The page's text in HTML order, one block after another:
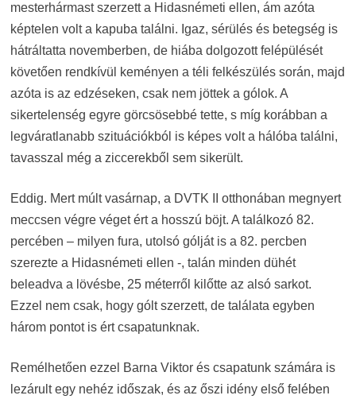
mesterhármast szerzett a Hidasnémeti ellen, ám azóta
képtelen volt a kapuba találni. Igaz, sérülés és betegség is
hátráltatta novemberben, de hiába dolgozott felépülését
követően rendkívül keményen a téli felkészülés során, majd
azóta is az edzéseken, csak nem jöttek a gólok. A
sikertelenség egyre görcsösebbé tette, s míg korábban a
legváratlanabb szituációkból is képes volt a hálóba találni,
tavasszal még a ziccerekből sem sikerült.
Eddig. Mert múlt vasárnap, a DVTK II otthonában megnyert
meccsen végre véget ért a hosszú böjt. A találkozó 82.
percében – milyen fura, utolsó gólját is a 82. percben
szerezte a Hidasnémeti ellen -, talán minden dühét
beleadva a lövésbe, 25 méterről kilőtte az alsó sarkot.
Ezzel nem csak, hogy gólt szerzett, de találata egyben
három pontot is ért csapatunknak.
Remélhetően ezzel Barna Viktor és csapatunk számára is
lezárult egy nehéz időszak, és az őszi idény első felében